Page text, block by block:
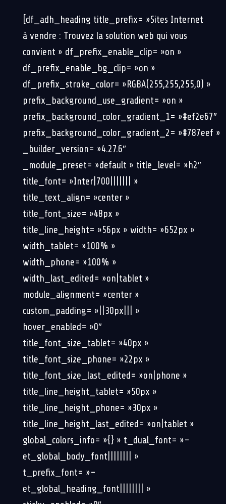
[df_adh_heading title_prefix= »Sites Internet
à vendre : Trouvez la solution web qui vous
convient » df_prefix_enable_clip= »on »
df_prefix_enable_bg_clip= »on »
df_prefix_stroke_color= »RGBA(255,255,255,0) »
prefix_background_use_gradient= »on »
prefix_background_color_gradient_1= »#ef2e67″
prefix_background_color_gradient_2= »#787eef »
_builder_version= »4.27.6″
_module_preset= »default » title_level= »h2″
title_font= »Inter|700||||||| »
title_text_align= »center »
title_font_size= »48px »
title_line_height= »56px » width= »652px »
width_tablet= »100% »
width_phone= »100% »
width_last_edited= »on|tablet »
module_alignment= »center »
custom_padding= »||30px||| »
hover_enabled= »0″
title_font_size_tablet= »40px »
title_font_size_phone= »22px »
title_font_size_last_edited= »on|phone »
title_line_height_tablet= »50px »
title_line_height_phone= »30px »
title_line_height_last_edited= »on|tablet »
global_colors_info= »{} » t_dual_font= »–
et_global_body_font|||||||| »
t_prefix_font= »–
et_global_heading_font|||||||| »